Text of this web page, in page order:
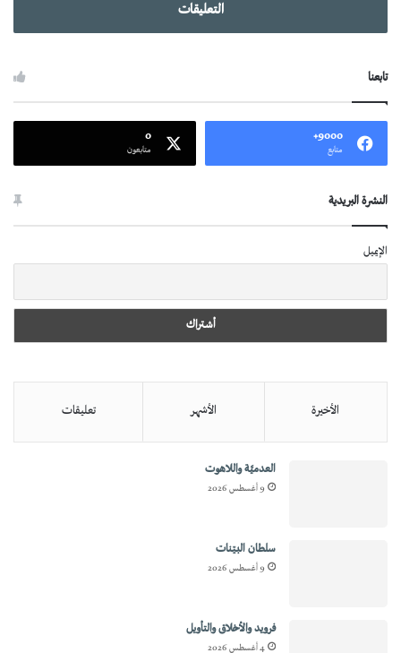
التعليقات
تابعنا
9000+
متابع
0
متابعون
النشرة البريدية
الإيميل
الأخيرة الأشهر تعليقات
العدميَّة واللاهوت
9 أغسطس 2026
سلطان البيّنات
9 أغسطس 2026
فرويد والأخلاق والتأويل
4 أغسطس 2026